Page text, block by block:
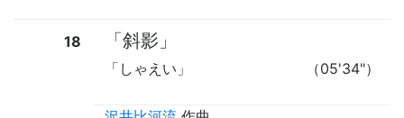
18 「斜影」
（05'34"）
「しゃえい」